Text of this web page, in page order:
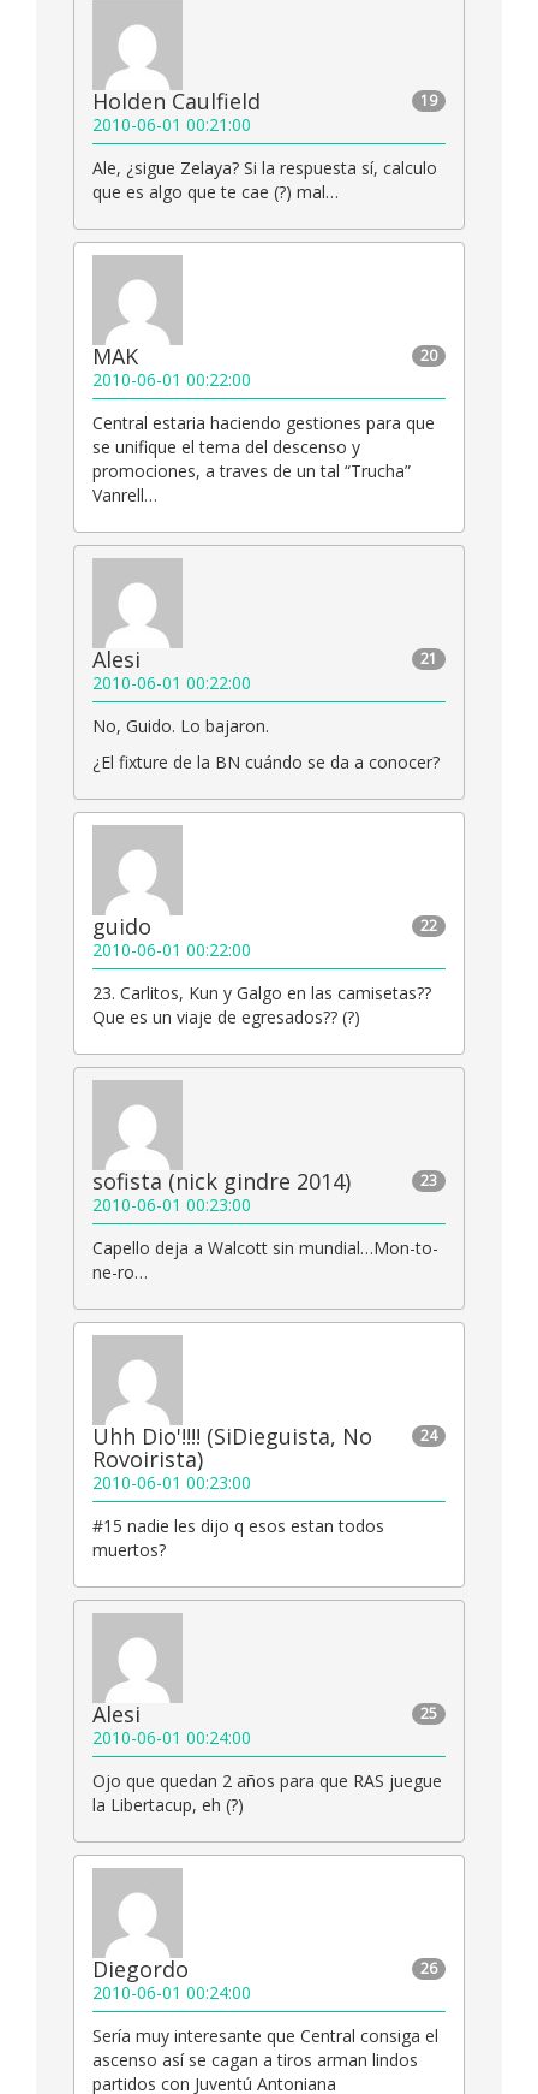
19
Holden Caulfield
2010-06-01 00:21:00
Ale, ¿sigue Zelaya? Si la respuesta sí, calculo
que es algo que te cae (?) mal…
20
MAK
2010-06-01 00:22:00
Central estaria haciendo gestiones para que
se unifique el tema del descenso y
promociones, a traves de un tal “Trucha”
Vanrell…
21
Alesi
2010-06-01 00:22:00
No, Guido. Lo bajaron.
¿El fixture de la BN cuándo se da a conocer?
22
guido
2010-06-01 00:22:00
23. Carlitos, Kun y Galgo en las camisetas??
Que es un viaje de egresados?? (?)
23
sofista (nick gindre 2014)
2010-06-01 00:23:00
Capello deja a Walcott sin mundial…Mon-to-
ne-ro…
24
Uhh Dio'!!!! (SiDieguista, No
Rovoirista)
2010-06-01 00:23:00
#15 nadie les dijo q esos estan todos
muertos?
25
Alesi
2010-06-01 00:24:00
Ojo que quedan 2 años para que RAS juegue
la Libertacup, eh (?)
26
Diegordo
2010-06-01 00:24:00
Sería muy interesante que Central consiga el
ascenso así se cagan a tiros arman lindos
partidos con Juventú Antoniana